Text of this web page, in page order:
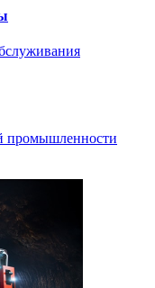
промышленности